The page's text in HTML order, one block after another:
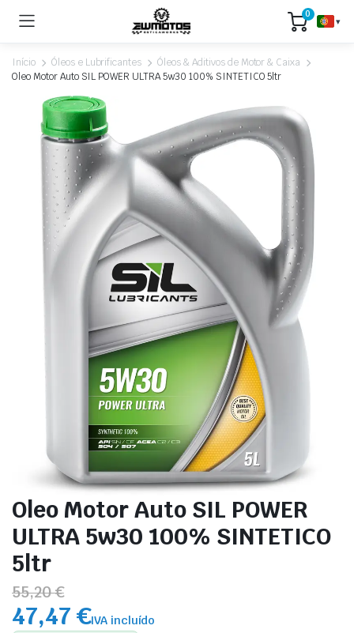
0
▾
Início Óleos e Lubrificantes
Óleos & Aditivos de Motor & Caixa
Oleo Motor Auto SIL POWER ULTRA 5w30 100% SINTETICO 5ltr
Oleo Motor Auto SIL POWER
ULTRA 5w30 100% SINTETICO
5ltr
55,20 €
47,47 €IVA incluído